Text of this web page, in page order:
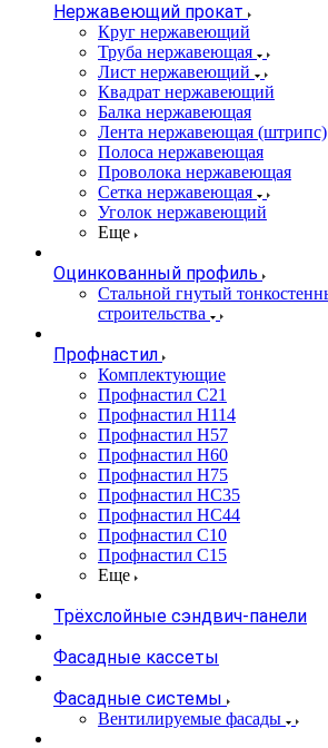
Нержавеющий прокат
Круг нержавеющий
Труба нержавеющая
Лист нержавеющий
Квадрат нержавеющий
Балка нержавеющая
Лента нержавеющая (штрипс)
Полоса нержавеющая
Проволока нержавеющая
Сетка нержавеющая
Уголок нержавеющий
Еще
Оцинкованный профиль
Стальной гнутый
строительства
Профнастил
Комплектующие
Профнастил C21
Профнастил Н114
Профнастил Н57
Профнастил Н60
Профнастил Н75
Профнастил НС35
Профнастил НС44
Профнастил С10
Профнастил С15
Еще
Трёхслойные сэндвич-панели
Фасадные кассеты
Фасадные системы
Вентилируемые фасады